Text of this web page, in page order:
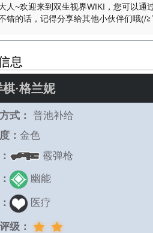
人~欢迎来到双生视界WIKI，您可以通
错的话，记得分享给其他小伙伴们哦(/
息
·格兰妮
式：
普池补给
： 金色
霰弹枪
幽能
医疗
级：